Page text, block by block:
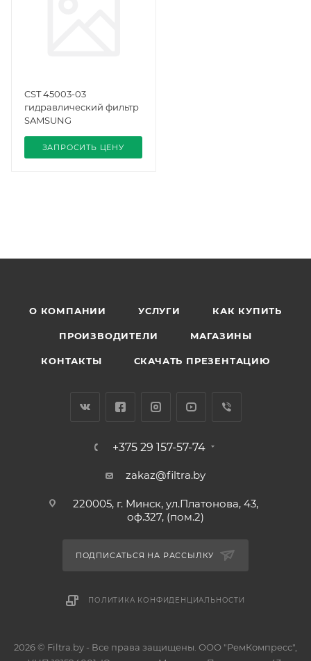
CST 45003-03
гидравлический фильтр
SAMSUNG
ЗАПРОСИТЬ ЦЕНУ
О КОМПАНИИ УСЛУГИ КАК КУПИТЬ
ПРОИЗВОДИТЕЛИ МАГАЗИНЫ
КОНТАКТЫ СКАЧАТЬ ПРЕЗЕНТАЦИЮ
+375 29 157-57-74
zakaz@filtra.by
220005, г. Минск, ул.Платонова, 43,
оф.327, (пом.2)
ПОДПИСАТЬСЯ НА РАССЫЛКУ
ПОЛИТИКА КОНФИДЕНЦИАЛЬНОСТИ
2026 © Filtra.by - Все права защищены. ООО "РемКомпресс",